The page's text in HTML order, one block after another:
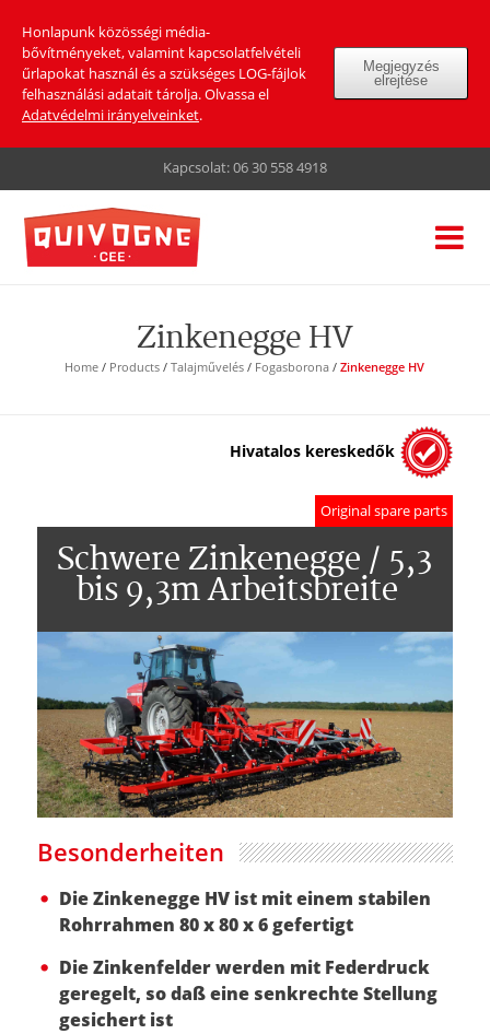
Honlapunk közösségi média-
bővítményeket, valamint kapcsolatfelvételi
űrlapokat használ és a szükséges LOG-fájlok
felhasználási adatait tárolja. Olvassa el
Adatvédelmi irányelveinket.
Megjegyzés
elrejtése
Kapcsolat:06 30 558 4918
Zinkenegge HV
Home / Products /Talajművelés / Fogasborona /Zinkenegge HV
Hivatalos kereskedők
Original spare parts
Schwere Zinkenegge / 5,3
bis 9,3m Arbeitsbreite
Besonderheiten
Die Zinkenegge HV ist mit einem stabilen
Rohrrahmen 80 x 80 x 6 gefertigt
Die Zinkenfelder werden mit Federdruck
geregelt, so daß eine senkrechte Stellung
gesichert ist